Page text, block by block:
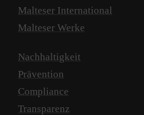
Malteser International
Malteser Werke
Nachhaltigkeit
Prävention
Compliance
Transparenz